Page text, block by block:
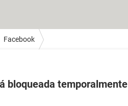
Facebook
bloqueada temporalmente